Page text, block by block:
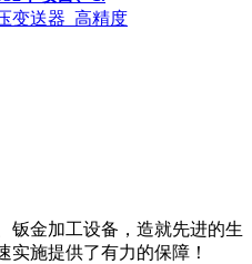
变送器_高精度
钣金加工设备，造就先进的生
实施提供了有力的保障！